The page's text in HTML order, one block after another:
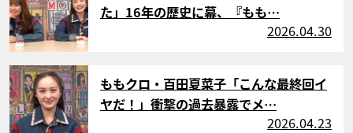
た」16年の歴史に幕、『もも…
2026.04.30
サムネイル
ももクロ・百田夏菜子「こんな最終回イ
ヤだ！」衝撃の過去暴露でメ…
2026.04.23